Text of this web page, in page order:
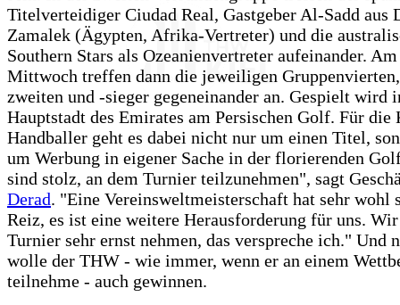
Titelverteidiger Ciudad Real, Gastgeber Al-Sadd aus
Zamalek (Ägypten, Afrika-Vertreter) und die
Southern Stars als Ozeanienvertreter aufeinander.
Mittwoch treffen dann die jeweiligen
zweiten und -sieger gegeneinander an. Gespielt wird
Hauptstadt des Emirates am Persischen Golf. Für die
Handballer geht es dabei nicht nur um einen Titel,
um Werbung in eigener Sache in der florierenden
sind stolz, an dem Turnier teilzunehmen", sagt
Derad. "Eine Vereinsweltmeisterschaft hat sehr wohl
Reiz, es ist eine weitere Herausforderung für uns.
Turnier sehr ernst nehmen, das verspreche ich." Und
wolle der THW - wie immer, wenn er an einem
teilnehme - auch gewinnen.